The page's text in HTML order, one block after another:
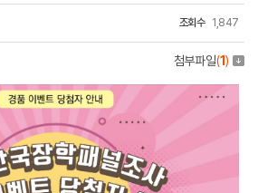
조회수 1,847
첨부파일(1)